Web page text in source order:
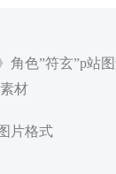
角色”符玄”p站
材
片格式